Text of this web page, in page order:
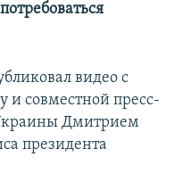
видео с
и совместной пресс-
Дмитрием
президента